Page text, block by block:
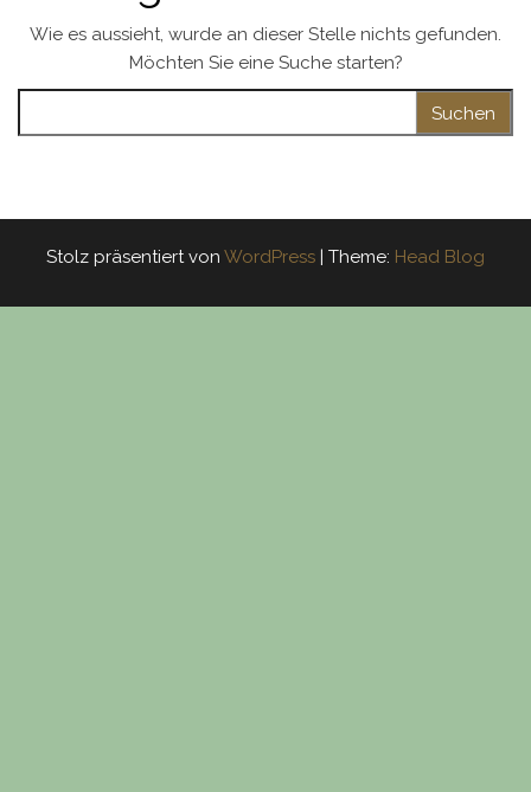
Wie es aussieht, wurde an dieser Stelle nichts gefunden.
Möchten Sie eine Suche starten?
Stolz präsentiert von WordPress | Theme: Head Blog